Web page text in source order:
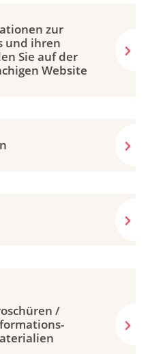
zur
und ihren
Sie auf der
Website
/